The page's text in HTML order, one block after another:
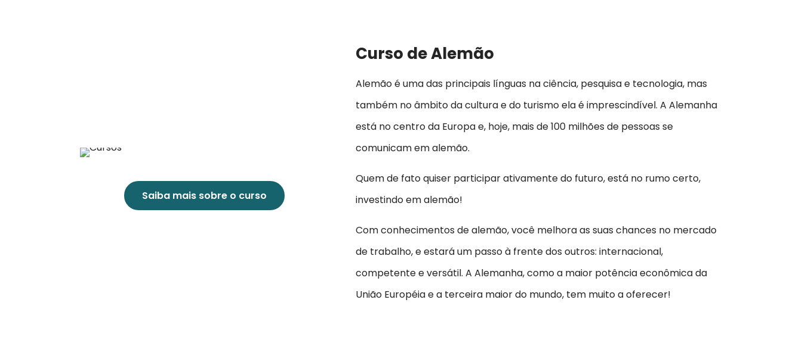
Saiba mais sobre o curso
Curso de Alemão
Alemão é uma das principais línguas na ciência, pesquisa e tecnologia, mas
também no âmbito da cultura e do turismo ela é imprescindível. A Alemanha
está no centro da Europa e, hoje, mais de 100 milhões de pessoas se
comunicam em alemão.
Quem de fato quiser participar ativamente do futuro, está no rumo certo,
investindo em alemão!
Com conhecimentos de alemão, você melhora as suas chances no mercado
de trabalho, e estará um passo à frente dos outros: internacional,
competente e versátil. A Alemanha, como a maior potência econômica da
União Européia e a terceira maior do mundo, tem muito a oferecer!